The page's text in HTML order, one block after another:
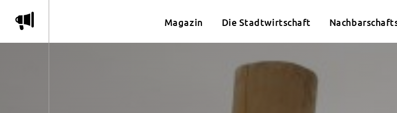
m Magazin Die Stadtwirtschaft